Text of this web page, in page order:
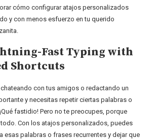
cómo configurar atajos personalizados
y con menos esfuerzo en tu querido
Fast Typing with
Shortcuts
con tus amigos o redactando un
y necesitas repetir ciertas palabras o
fastidio! Pero no te preocupes, porque
Con los atajos personalizados, puedes
esas palabras o frases recurrentes y dejar que